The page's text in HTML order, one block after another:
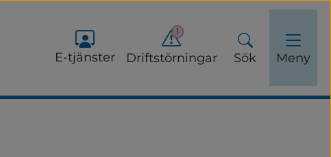
E-tjänster Driftstörningar
1
Sök Meny